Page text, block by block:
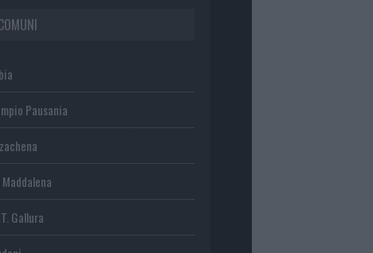
Pausania
Maddalena
Gallura